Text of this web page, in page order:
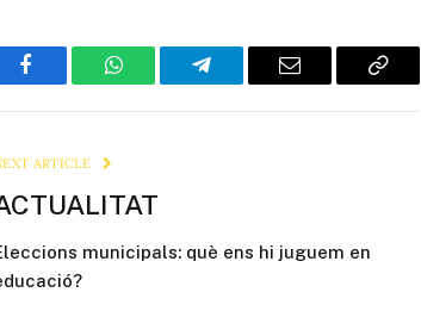
Facebook WhatsAppTelegram Email
Copy
ARTICLE
municipals: què ens hi juguem en